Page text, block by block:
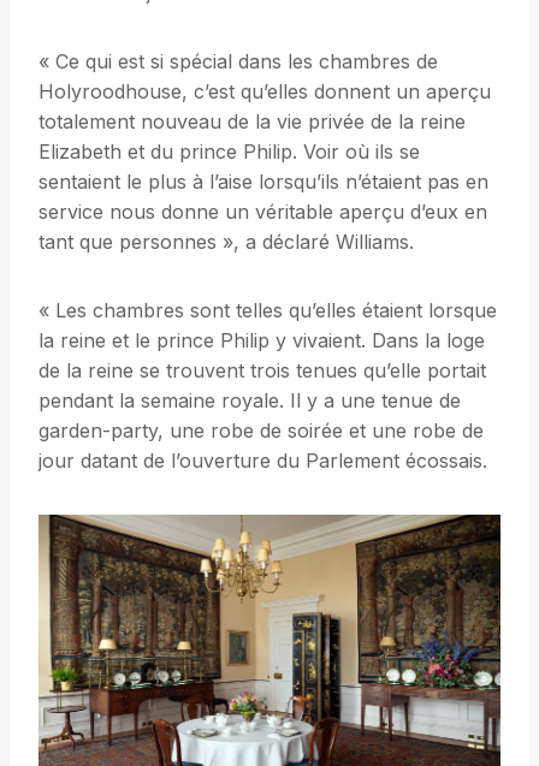
« Ce qui est si spécial dans les chambres de
Holyroodhouse, c’est qu’elles donnent un aperçu
totalement nouveau de la vie privée de la reine
Elizabeth et du prince Philip. Voir où ils se
sentaient le plus à l’aise lorsqu’ils n’étaient pas en
service nous donne un véritable aperçu d’eux en
tant que personnes », a déclaré Williams.
« Les chambres sont telles qu’elles étaient lorsque
la reine et le prince Philip y vivaient. Dans la loge
de la reine se trouvent trois tenues qu’elle portait
pendant la semaine royale. Il y a une tenue de
garden-party, une robe de soirée et une robe de
jour datant de l’ouverture du Parlement écossais.